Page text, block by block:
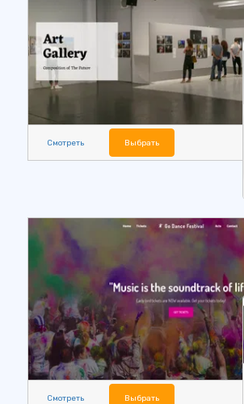
Смотреть Выбрать
Смотреть Выбрать